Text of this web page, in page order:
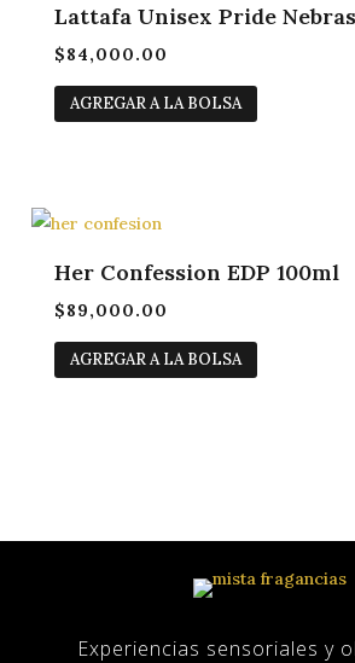
Lattafa Unisex Pride
$84,000.00
AGREGAR A LA BOLSA
Her Confession EDP 100ml
$89,000.00
AGREGAR A LA BOLSA
Experiencias sensoriales y